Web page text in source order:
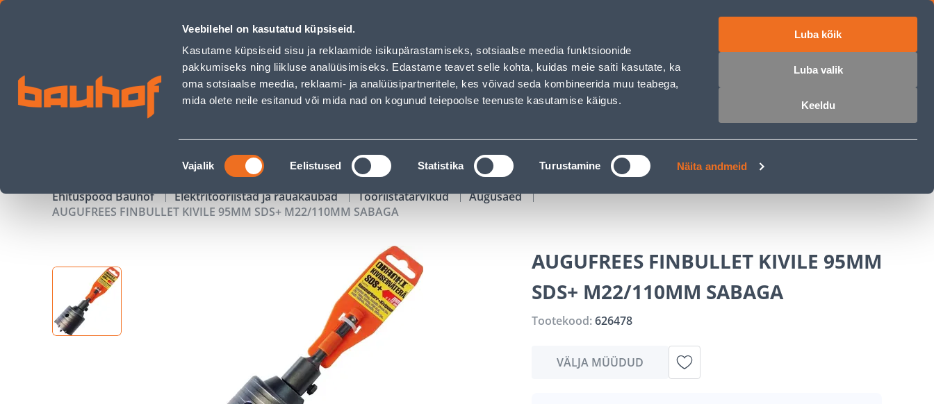
Veebilehel on kasutatud küpsiseid.
Kasutame küpsiseid sisu ja reklaamide isikupärastamiseks, sotsiaalse meedia funktsioonide
pakkumiseks ning liikluse analüüsimiseks. Edastame teavet selle kohta, kuidas meie saiti kasutate, ka
oma sotsiaalse meedia, reklaami- ja analüüsipartneritele, kes võivad seda kombineerida muu teabega,
mida olete neile esitanud või mida nad on kogunud teiepoolse teenuste kasutamise käigus.
Nõusoleku
valik
Vajalik Eelistused Statistika Turustamine Näita andmeid
Luba kõik
Luba valik
Keeldu
AUGUFREES FINBULLET KIVILE 95MM SDS+ M22/110MM SABAGA - Bauhof has loaded
Äriklienditeenindus Klienditeenindus Teenused Karjäärileht
OTSI Logi sisse
KAMPAANIAD KATALOOGID TÖÖRIISTALAENUTUS JÄRELMAKS
Ehituspood Bauhof Elektritööriistad ja rauakaubad Tööriistatarvikud
Augusaed
AUGUFREES FINBULLET KIVILE 95MM SDS+ M22/110MM SABAGA
AUGUFREES FINBULLET KIVILE 95MM
SDS+ M22/110MM SABAGA
Tootekood:626478
VÄLJA MÜÜDUD